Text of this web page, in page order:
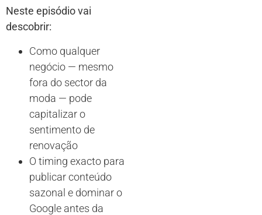
Neste episódio vai
descobrir:
Como qualquer
negócio — mesmo
fora do sector da
moda — pode
capitalizar o
sentimento de
renovação
O timing exacto para
publicar conteúdo
sazonal e dominar o
Google antes da